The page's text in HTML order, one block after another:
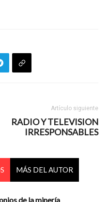
Artículo siguiente
RADIO Y TELEVISION
IRRESPONSABLES
MÁS DEL AUTOR
de la minería